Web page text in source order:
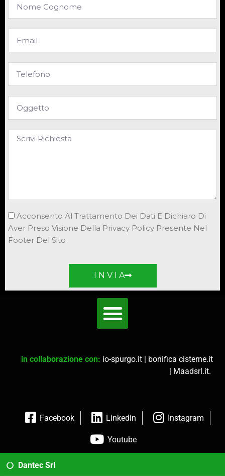
Acconsento Al Trattamento Dei Dati E Dichiaro Di
Aver Preso Visione Della Privacy Policy Presente Nel
Footer Del Sito
I N V I A
in collaborazione con: io-spurgo.it | bonifica cisterne.it
| Maadsrl.it.
Facebook Linkedin Instagram
Youtube
Dantec Srl